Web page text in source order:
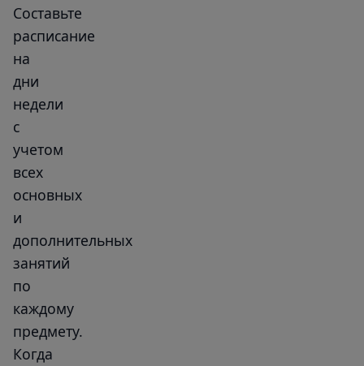
Составьте
расписание
на
дни
недели
с
учетом
всех
основных
и
дополнительных
занятий
по
каждому
предмету.
Когда